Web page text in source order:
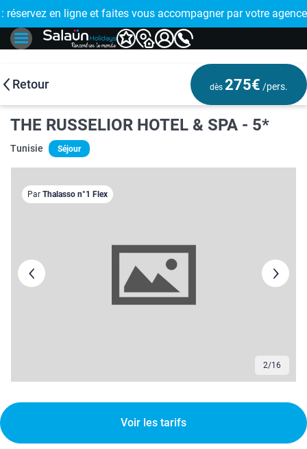
!
: réservez en ligne et faites vous accompagner par votre
🤩
Retour dès 275€ /pers.
THE RUSSELIOR HOTEL & SPA - 5*
Tunisie Séjour
3/16
Par Thalasso n°1 Flex
Voir les tarifs